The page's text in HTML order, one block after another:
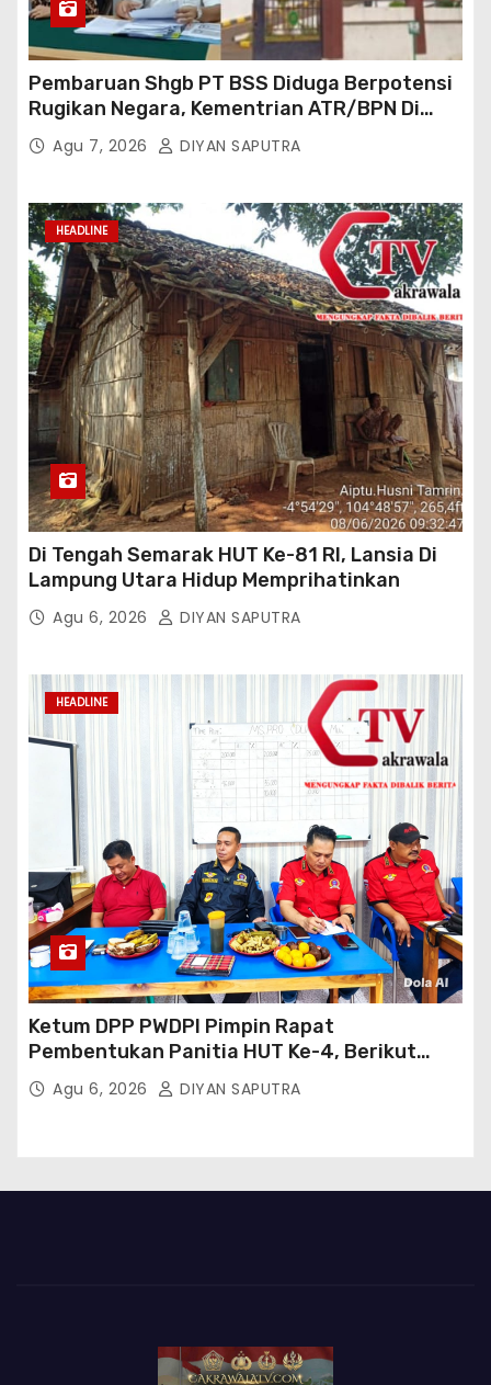
Pembaruan Shgb PT BSS Diduga Berpotensi
Rugikan Negara, Kementrian ATR/BPN Di
Gugat Di PTUN Jakarta
Agu 7, 2026 DIYAN SAPUTRA
HEADLINE
Di Tengah Semarak HUT Ke-81 RI, Lansia Di
Lampung Utara Hidup Memprihatinkan
Agu 6, 2026 DIYAN SAPUTRA
HEADLINE
Ketum DPP PWDPI Pimpin Rapat
Pembentukan Panitia HUT Ke-4, Berikut
Susunan Dan Rangkaian Kegiatannya
Agu 6, 2026 DIYAN SAPUTRA